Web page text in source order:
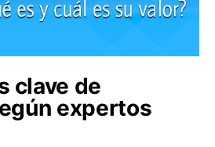
clave de
expertos